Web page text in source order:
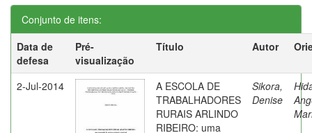
Conjunto de itens:
Data de
defesa
Pré-
visualização
Título Autor
2-Jul-2014
A ESCOLA DE
TRABALHADORES
RURAIS ARLINDO
RIBEIRO: uma
Sikora,
Denise